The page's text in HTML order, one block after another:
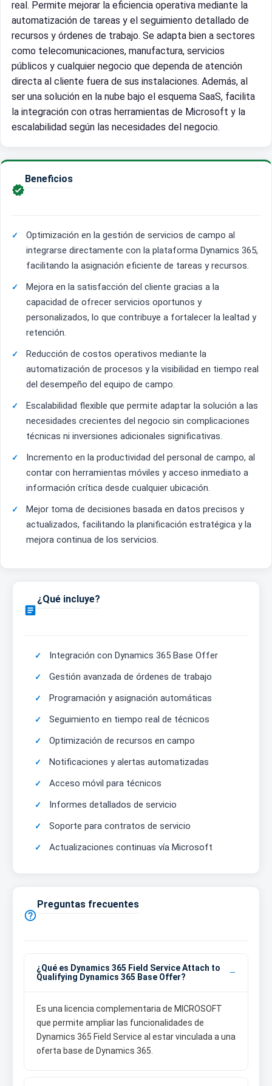
real. Permite mejorar la eficiencia operativa mediante la
automatización de tareas y el seguimiento detallado de
recursos y órdenes de trabajo. Se adapta bien a sectores
como telecomunicaciones, manufactura, servicios
públicos y cualquier negocio que dependa de atención
directa al cliente fuera de sus instalaciones. Además, al
ser una solución en la nube bajo el esquema SaaS, facilita
la integración con otras herramientas de Microsoft y la
escalabilidad según las necesidades del negocio.

Beneficios
Optimización en la gestión de servicios de campo al
integrarse directamente con la plataforma Dynamics 365,
facilitando la asignación eficiente de tareas y recursos.
Mejora en la satisfacción del cliente gracias a la
capacidad de ofrecer servicios oportunos y
personalizados, lo que contribuye a fortalecer la lealtad y
retención.
Reducción de costos operativos mediante la
automatización de procesos y la visibilidad en tiempo real
del desempeño del equipo de campo.
Escalabilidad flexible que permite adaptar la solución a las
necesidades crecientes del negocio sin complicaciones
técnicas ni inversiones adicionales significativas.
Incremento en la productividad del personal de campo, al
contar con herramientas móviles y acceso inmediato a
información crítica desde cualquier ubicación.
Mejor toma de decisiones basada en datos precisos y
actualizados, facilitando la planificación estratégica y la
mejora continua de los servicios.

¿Qué incluye?
Integración con Dynamics 365 Base Offer
Gestión avanzada de órdenes de trabajo
Programación y asignación automáticas
Seguimiento en tiempo real de técnicos
Optimización de recursos en campo
Notificaciones y alertas automatizadas
Acceso móvil para técnicos
Informes detallados de servicio
Soporte para contratos de servicio
Actualizaciones continuas vía Microsoft

Preguntas frecuentes
¿Qué es Dynamics 365 Field Service Attach to
Qualifying Dynamics 365 Base Offer?
Es una licencia complementaria de MICROSOFT
que permite ampliar las funcionalidades de
Dynamics 365 Field Service al estar vinculada a una
oferta base de Dynamics 365.